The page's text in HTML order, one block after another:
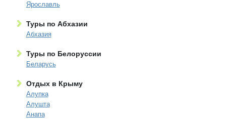
Ярославль
Туры по Абхазии
Абхазия
Туры по Белоруссии
Беларусь
Отдых в Крыму
Алупка
Алушта
Анапа